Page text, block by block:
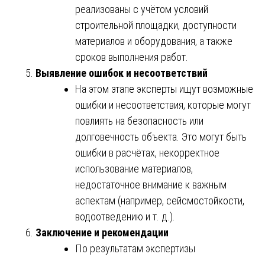
реализованы с учётом условий
строительной площадки, доступности
материалов и оборудования, а также
сроков выполнения работ.
Выявление ошибок и несоответствий
На этом этапе эксперты ищут возможные
ошибки и несоответствия, которые могут
повлиять на безопасность или
долговечность объекта. Это могут быть
ошибки в расчётах, некорректное
использование материалов,
недостаточное внимание к важным
аспектам (например, сейсмостойкости,
водоотведению и т. д.).
Заключение и рекомендации
По результатам экспертизы